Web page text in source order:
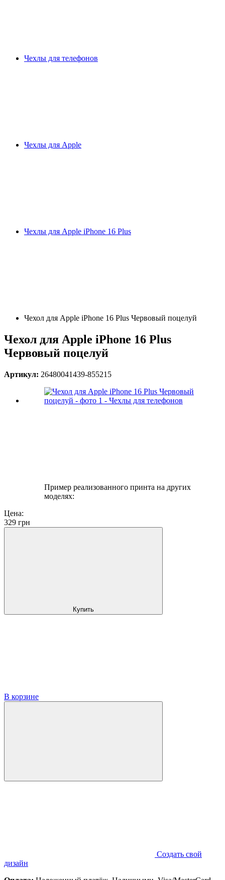
Чехлы для телефонов
Чехлы для Apple
Чехлы для Apple iPhone 16 Plus
Чехол для Apple iPhone 16 Plus Червовый поцелуй
Чехол для Apple iPhone 16 Plus
Червовый поцелуй
Артикул: 26480041439-855215
Пример реализованного принта на других
моделях:
Цена:
329 грн
Купить
В корзине
Создать свой
дизайн